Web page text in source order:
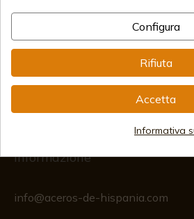
Spedizioni
Informazione
info@aceros-de-hispania.com
Configura
Rifiuta
Accetta
Informativa